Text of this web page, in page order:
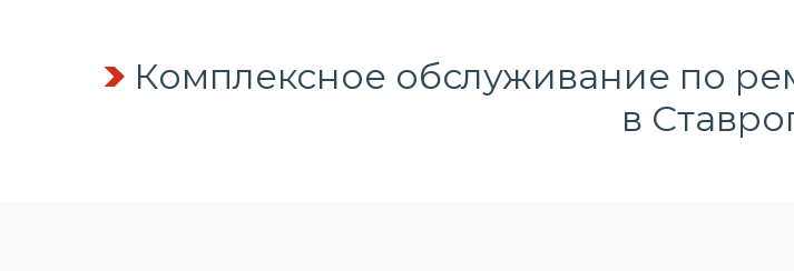
Комплексное обслуживание по
в